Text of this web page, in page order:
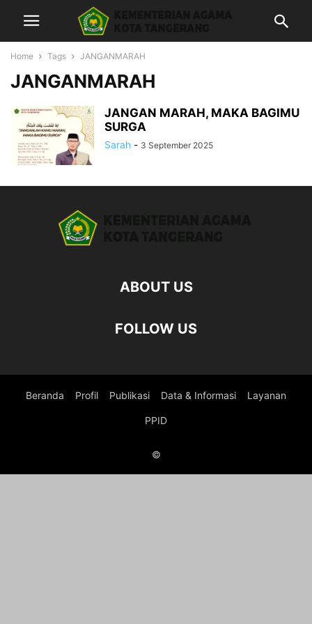
Home Tags JANGANMARAH
JANGANMARAH
JANGAN MARAH, MAKA BAGIMU
SURGA
Sarah - 3 September 2025
ABOUT US
FOLLOW US
Beranda Profil Publikasi Data & Informasi Layanan
PPID
©